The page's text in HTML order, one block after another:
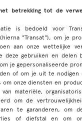
betrekking tot de
is bedoeld voor
"Transat"), om je
aan onze wettelijke
deze gebruiken en delen
je gepersonaliseerde
of om je uit te nodigen
onze diensten en
materiële,
om de
te garanderen, om
of diefstal en om